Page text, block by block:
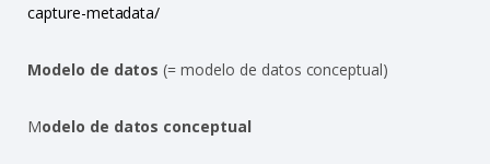
capture-metadata/
Modelo de datos(= modelo de datos conceptual)
Modelo de datos conceptual